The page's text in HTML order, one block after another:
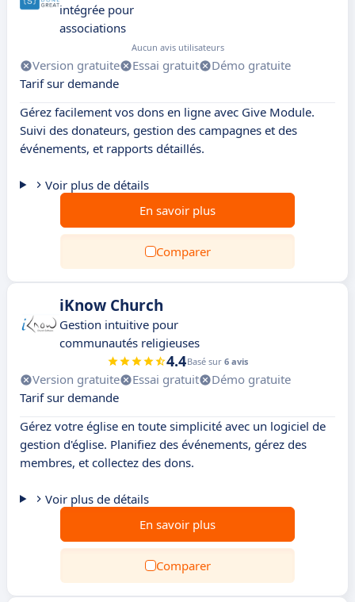
intégrée pour
associations
Aucun avis utilisateurs
Version gratuite Essai gratuit
Démo gratuite
Tarif sur demande
Gérez facilement vos dons en ligne avec Give Module.
Suivi des donateurs, gestion des campagnes et des
événements, et rapports détaillés.
Voir plus de détails
En savoir plus
Comparer
iKnow Church
Gestion intuitive pour
communautés religieuses
4.4Basé sur 6 avis
Version gratuite Essai gratuit
Démo gratuite
Tarif sur demande
Gérez votre église en toute simplicité avec un logiciel de
gestion d'église. Planifiez des événements, gérez des
membres, et collectez des dons.
Voir plus de détails
En savoir plus
Comparer